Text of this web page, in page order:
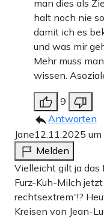
man dies als
halt noch nie
damit ich es
und was mir
Mehr muss
wissen.
9
Antworten
Jane12.11.2025
Melden
Vielleicht gilt ja das
Furz-Kuh-Milch
rechtsextrem“!?
Kreisen von Jean-